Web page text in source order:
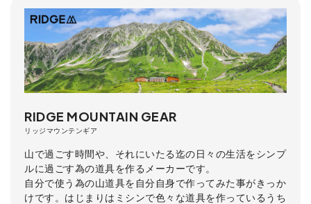
RIDGE MOUNTAIN GEAR
リッジマウンテンギア
山で過ごす時間や、それにいたる迄の日々の生活をシンプ
ルに過ごす為の道具を作るメーカーです。
自分で使う為の山道具を自分自身で作ってみた事がきっか
けです。はじまりはミシンで色々な道具を作っているうち